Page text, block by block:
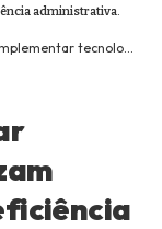
administrativa.
reduzam custos e melhorem a eficiência no setor público?